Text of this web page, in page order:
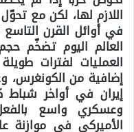
اللازم لها، لكن مع
في أوائل القرن
العالم اليوم تضخّم
العمليات لفترات
إضافية من
إيران في أواخر
وعسكري واسع